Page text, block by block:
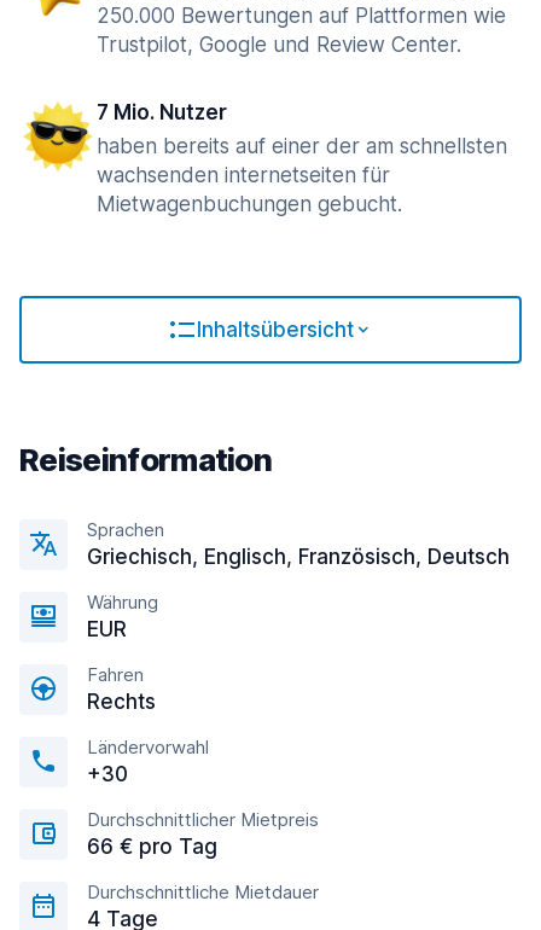
250.000 Bewertungen auf Plattformen wie
Trustpilot, Google und Review Center.
7 Mio. Nutzer
haben bereits auf einer der am schnellsten
wachsenden internetseiten für
Mietwagenbuchungen gebucht.
Inhaltsübersicht
Reiseinformation
Sprachen
Griechisch, Englisсh, Französisch, Deutsch
Währung
EUR
Fahren
Rechts
Ländervorwahl
+30
Durchschnittlicher Mietpreis
66 € pro Tag
Durchschnittliche Mietdauer
4 Tage